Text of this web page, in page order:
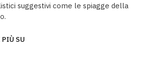
suggestivi come le spiagge della
PIÙ SU